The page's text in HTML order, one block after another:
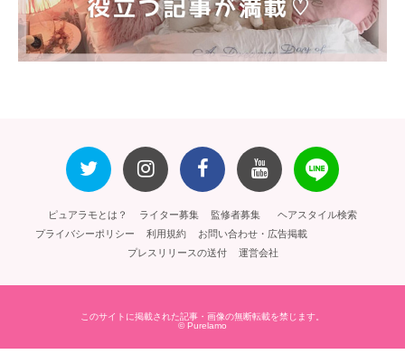
ピュアラモとは？ ライター募集 監修者募集
ヘアスタイル検索
プライバシーポリシー
利用規約
お問い合わせ・広告掲載
プレスリリースの送付
運営会社
このサイトに掲載された記事・画像の無断転載を禁じます。
© Purelamo